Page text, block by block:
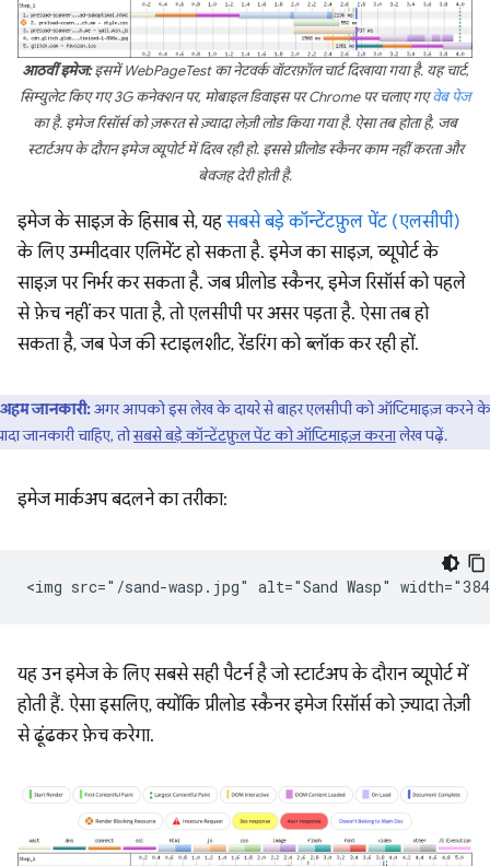
आठवीं इमेज:इसमें WebPageTest का नेटवर्क वॉटरफ़ॉल चार्ट दिखाया गया है. यह चार्ट,
सिम्युलेट किए गए 3G कनेक्शन पर, मोबाइल डिवाइस पर Chrome पर चलाए गएवेब पेज
का है. इमेज रिसॉर्स को ज़रूरत से ज़्यादा लेज़ी लोड किया गया है. ऐसा तब होता है, जब
स्टार्टअप के दौरान इमेज व्यूपोर्ट में दिख रही हो. इससे प्रीलोड स्कैनर काम नहीं करता और
बेवजह देरी होती है.
इमेज के साइज़ के हिसाब से, यहसबसे बड़े कॉन्टेंटफ़ुल पेंट (एलसीपी)
के लिए उम्मीदवार एलिमेंट हो सकता है. इमेज का साइज़, व्यूपोर्ट के
साइज़ पर निर्भर कर सकता है. जब प्रीलोड स्कैनर, इमेज रिसॉर्स को पहले
से फ़ेच नहीं कर पाता है, तो एलसीपी पर असर पड़ता है. ऐसा तब हो
सकता है, जब पेज की स्टाइलशीट, रेंडरिंग को ब्लॉक कर रही हों.
अहम जानकारी:अगर आपको इस लेख के दायरे से बाहर एलसीपी को ऑप्टिमाइज़ करने के
जानकारी चाहिए, तोसबसे बड़े कॉन्टेंटफ़ुल पेंट को ऑप्टिमाइज़ करनालेख पढ़ें.
इमेज मार्कअप बदलने का तरीका:
यह उन इमेज के लिए सबसे सही पैटर्न है जो स्टार्टअप के दौरान व्यूपोर्ट में
होती हैं. ऐसा इसलिए, क्योंकि प्रीलोड स्कैनर इमेज रिसॉर्स को ज़्यादा तेज़ी
से ढूंढकर फ़ेच करेगा.